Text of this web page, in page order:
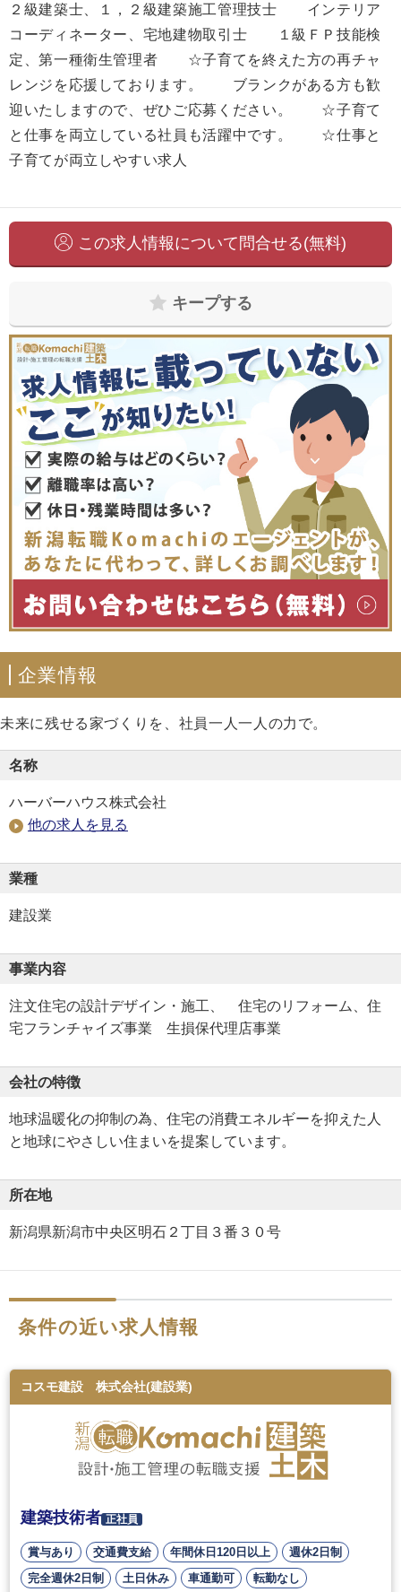
２級建築士、１，２級建築施工管理技士 インテリア
コーディネーター、宅地建物取引士 １級ＦＰ技能検
定、第一種衛生管理者 ☆子育てを終えた方の再チャ
レンジを応援しております。 ブランクがある方も歓
迎いたしますので、ぜひご応募ください。 ☆子育て
と仕事を両立している社員も活躍中です。 ☆仕事と
子育てが両立しやすい求人
この求人情報について問合せる(無料)
キープする
企業情報
未来に残せる家づくりを、社員一人一人の力で。
名称
ハーバーハウス株式会社
他の求人を見る
業種
建設業
事業内容
注文住宅の設計デザイン・施工、 住宅のリフォーム、住
宅フランチャイズ事業 生損保代理店事業
会社の特徴
地球温暖化の抑制の為、住宅の消費エネルギーを抑えた人
と地球にやさしい住まいを提案しています。
所在地
新潟県新潟市中央区明石２丁目３番３０号
条件の近い求人情報
コスモ建設 株式会社(建設業)
建築技術者 正社員
賞与あり 交通費支給 年間休日120日以上
週休2日制
完全週休2日制
土日休み 車通勤可 転勤なし